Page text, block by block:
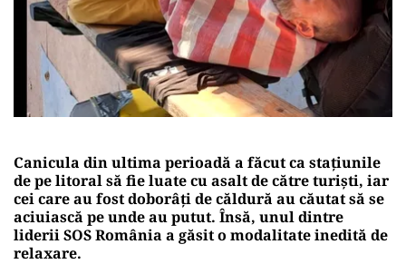
Canicula din ultima perioadă a făcut ca stațiunile
de pe litoral să fie luate cu asalt de către turiști, iar
cei care au fost doborâți de căldură au căutat să se
aciuiască pe unde au putut. Însă, unul dintre
liderii SOS România a găsit o modalitate inedită de
relaxare.